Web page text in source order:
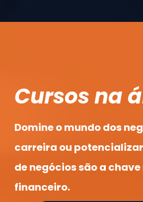
Cursos na
Domine o mundo dos
carreira ou
de negócios são a
financeiro.